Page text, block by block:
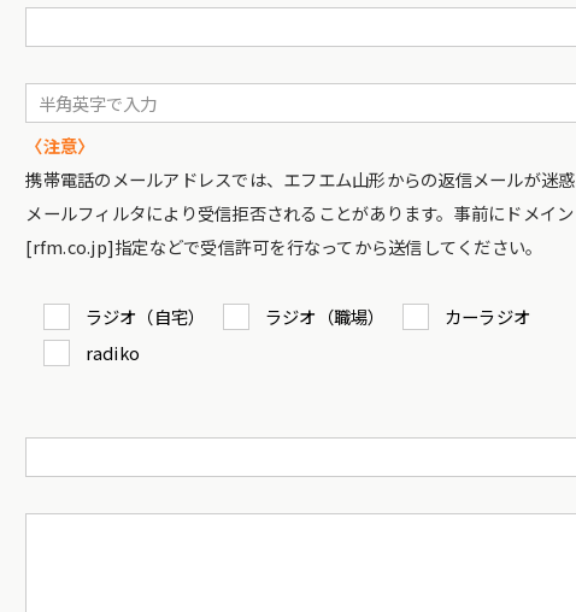
〈注意〉
携帯電話のメールアドレスでは、エフエム山形からの返信メールが迷惑
メールフィルタにより受信拒否されることがあります。事前にドメイン
[rfm.co.jp]指定などで受信許可を行なってから送信してください。
ラジオ（自宅） ラジオ（職場）
カーラジオ
radiko